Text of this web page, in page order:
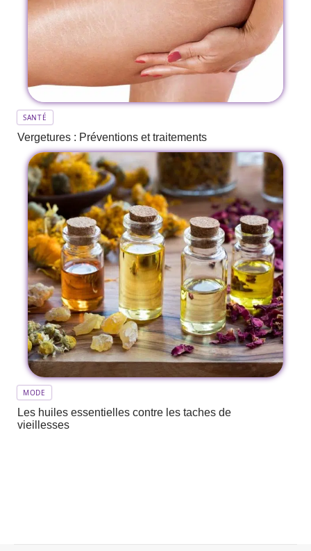
SANTÉ
Vergetures : Préventions et traitements
MODE
Les huiles essentielles contre les taches de
vieillesses